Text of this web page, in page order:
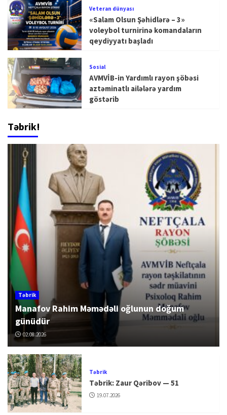
Veteran dünyası
«Salam Olsun Şəhidlərə – 3»
voleybol turnirinə komandaların
qeydiyyatı başladı
Sosial
AVMVİB-in Yardımlı rayon şöbəsi
aztəminatlı ailələrə yardım
göstərib
Təbrik!
Təbrik
Manafov Rahim Məmədəli oğlunun doğum
günüdür
02.08.2026
Təbrik
Təbrik: Zaur Qəribov — 51
19.07.2026